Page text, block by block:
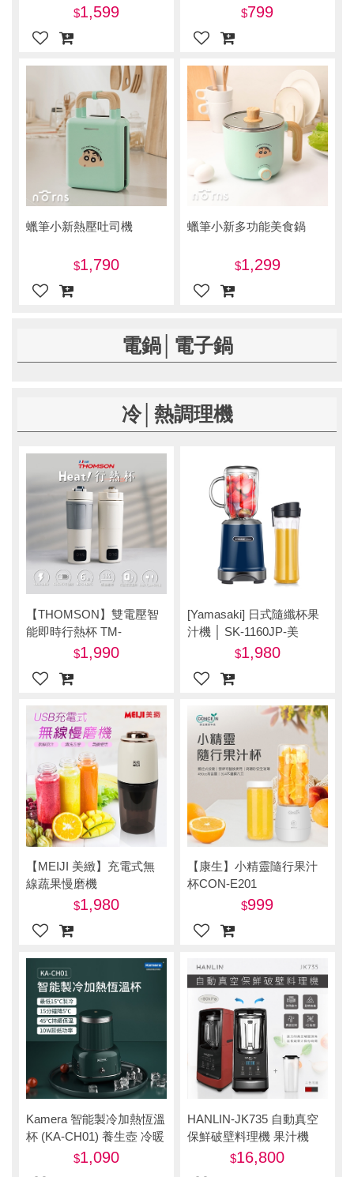
H09S 兩入組-美
1,599 799
蠟筆小新熱壓吐司機
1,790
蠟筆小新多功能美食鍋
1,299
電鍋│電子鍋
冷│熱調理機
【THOMSON】雙電壓智
能即時行熱杯 TM-
SAK65C-美1,990
[Yamasaki] 日式隨纖杯果
汁機 │ SK-1160JP-美
1,980
【MEIJI 美緻】充電式無
線蔬果慢磨機
1,980
【康生】小精靈隨行果汁
杯CON-E201
999
Kamera 智能製冷加熱恆溫
杯 (KA-CH01) 養生壺 冷暖
杯 - 復古綠1,090
HANLIN-JK735 自動真空
保鮮破壁料理機 果汁機
16,800